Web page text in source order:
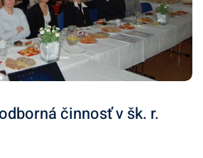
činnosť v šk. r.